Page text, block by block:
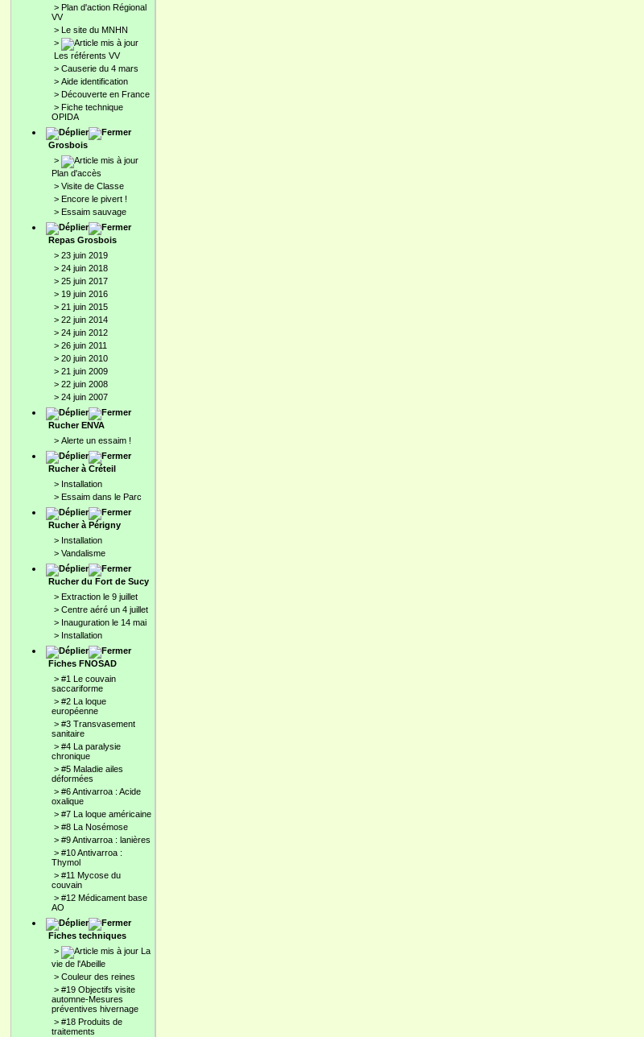
> Plan d'action Régional
VV
> Le site du MNHN
>
Les référents VV
> Causerie du 4 mars
> Aide identification
> Découverte en France
> Fiche technique
OPIDA
Grosbois
>
Plan d'accès
> Visite de Classe
> Encore le pivert !
> Essaim sauvage
Repas Grosbois
> 23 juin 2019
> 24 juin 2018
> 25 juin 2017
> 19 juin 2016
> 21 juin 2015
> 22 juin 2014
> 24 juin 2012
> 26 juin 2011
> 20 juin 2010
> 21 juin 2009
> 22 juin 2008
> 24 juin 2007
Rucher ENVA
> Alerte un essaim !
Rucher à Créteil
> Installation
> Essaim dans le Parc
Rucher à Périgny
> Installation
> Vandalisme
Rucher du Fort de Sucy
> Extraction le 9 juillet
> Centre aéré un 4 juillet
> Inauguration le 14 mai
> Installation
Fiches FNOSAD
> #1 Le couvain
saccariforme
> #2 La loque
européenne
> #3 Transvasement
sanitaire
> #4 La paralysie
chronique
> #5 Maladie ailes
déformées
> #6 Antivarroa : Acide
oxalique
> #7 La loque américaine
> #8 La Nosémose
> #9 Antivarroa : lanières
> #10 Antivarroa :
Thymol
> #11 Mycose du
couvain
> #12 Médicament base
AO
Fiches techniques
>
La
vie de l'Abeille
> Couleur des reines
> #19 Objectifs visite
automne-Mesures
préventives hivernage
> #18 Produits de
traitements